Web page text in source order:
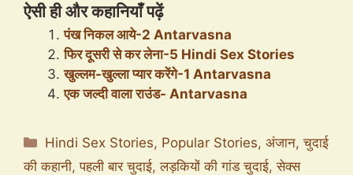
ऐसी ही और कहानियाँ पढ़ें
पंख निकल आये-2 Antarvasna
फिर दूसरी से कर लेना-5 Hindi Sex Stories
खुल्लम-खुल्ला प्यार करेंगे-1 Antarvasna
एक जल्दी वाला राउंड- Antarvasna
Categories
Hindi Sex Stories, Popular Stories,अंजान,चुदाई
की कहानी,पहली बार चुदाई,लड़कियों की गांड चुदाई,सेक्स